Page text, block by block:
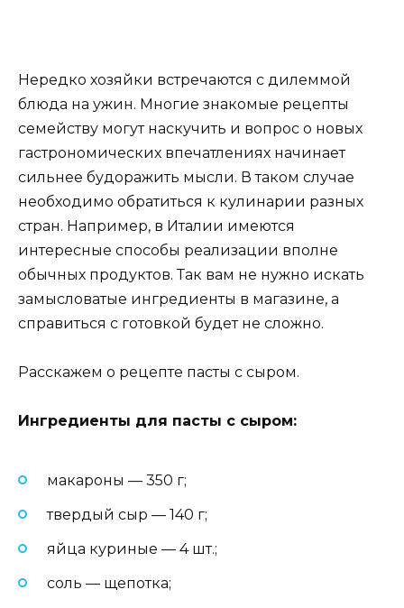
Нередко хозяйки встречаются с дилеммой
блюда на ужин. Многие знакомые рецепты
семейству могут наскучить и вопрос о новых
гастрономических впечатлениях начинает
сильнее будоражить мысли. В таком случае
необходимо обратиться к кулинарии разных
стран. Например, в Италии имеются
интересные способы реализации вполне
обычных продуктов. Так вам не нужно искать
замысловатые ингредиенты в магазине, а
справиться с готовкой будет не сложно.
Расскажем о рецепте пасты с сыром.
Ингредиенты для пасты с сыром:
макароны — 350 г;
твердый сыр — 140 г;
яйца куриные — 4 шт.;
соль — щепотка;